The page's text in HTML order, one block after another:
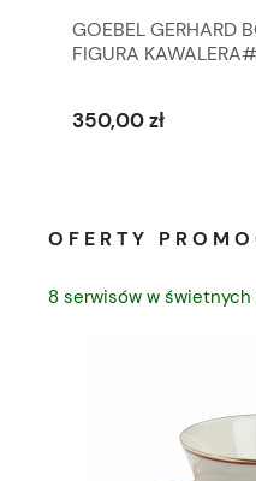
GOEBEL GERHARD
FIGURA
350,00 zł
OFERTY
8 serwisów w